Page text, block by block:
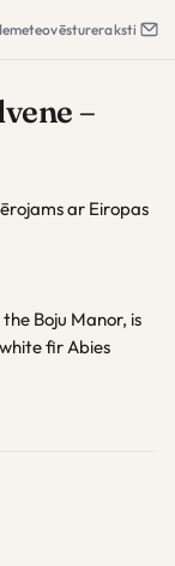
meteovēstureraksti
–
ar Eiropas
Boju Manor, is
fir Abies